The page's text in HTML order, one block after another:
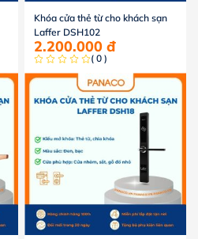
Khóa cửa thẻ từ cho khách sạn
Laffer DSH102
2.200.000 đ
( 0 )